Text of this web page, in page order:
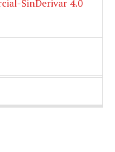
SinDerivar 4.0